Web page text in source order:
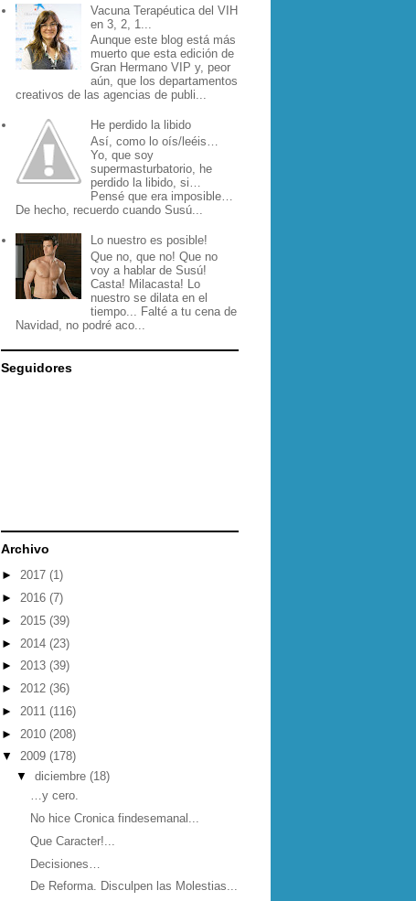
Vacuna Terapéutica del VIH
en 3, 2, 1...
Aunque este blog está más
muerto que esta edición de
Gran Hermano VIP y, peor
aún, que los departamentos
creativos de las agencias de publi...
He perdido la libido
Así, como lo oís/leéis…
Yo, que soy
supermasturbatorio, he
perdido la libido, si…
Pensé que era imposible…
De hecho, recuerdo cuando Susú...
Lo nuestro es posible!
Que no, que no! Que no
voy a hablar de Susú!
Casta! Milacasta! Lo
nuestro se dilata en el
tiempo... Falté a tu cena de
Navidad, no podré aco...
Seguidores
Archivo
► 2017 (1)
► 2016 (7)
► 2015 (39)
► 2014 (23)
► 2013 (39)
► 2012 (36)
► 2011 (116)
► 2010 (208)
▼ 2009 (178)
▼ diciembre (18)
…y cero.
No hice Cronica findesemanal...
Que Caracter!...
Decisiones…
De Reforma. Disculpen las Molestias...